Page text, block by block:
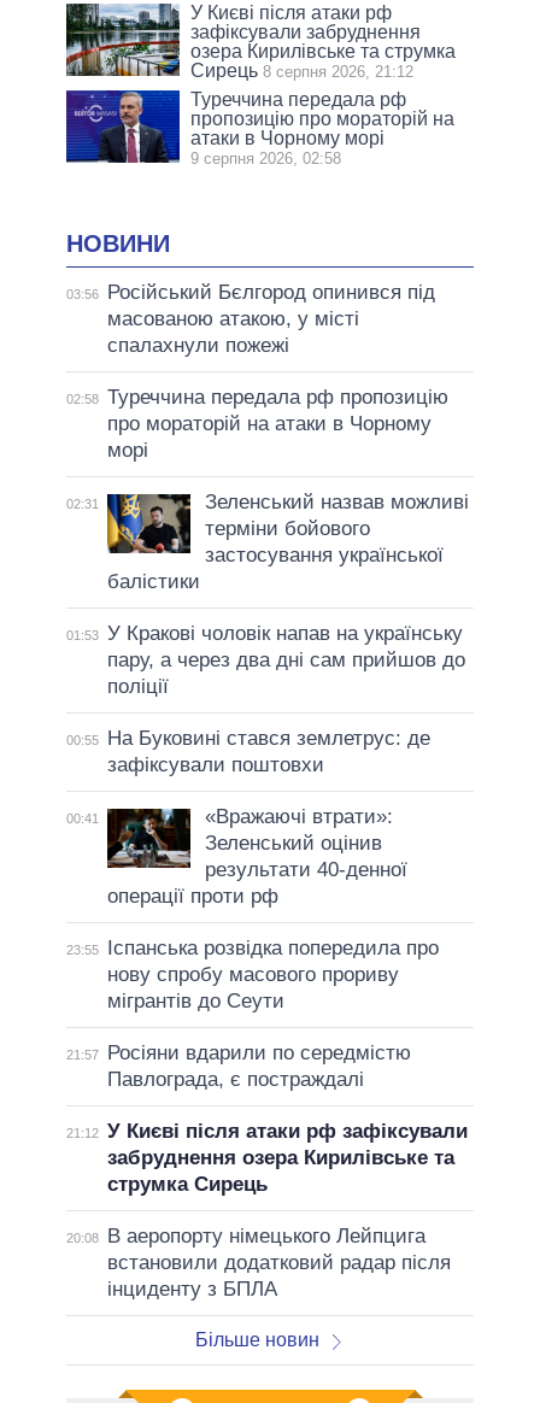
У Києві після атаки рф
зафіксували забруднення
озера Кирилівське та струмка
Сирець 8 серпня 2026, 21:12
Туреччина передала рф
пропозицію про мораторій на
атаки в Чорному морі
9 серпня 2026, 02:58
НОВИНИ
03:56
Російський Бєлгород опинився під
масованою атакою, у місті
спалахнули пожежі
02:58 Туреччина передала рф пропозицію
про мораторій на атаки в Чорному
морі
02:31
Зеленський назвав можливі
терміни бойового
застосування української
балістики
01:53 У Кракові чоловік напав на українську
пару, а через два дні сам прийшов до
поліції
00:55
На Буковині стався землетрус: де
зафіксували поштовхи
00:41
«Вражаючі втрати»:
Зеленський оцінив
результати 40-денної
операції проти рф
23:55
Іспанська розвідка попередила про
нову спробу масового прориву
мігрантів до Сеути
21:57
Росіяни вдарили по середмістю
Павлограда, є постраждалі
21:12 У Києві після атаки рф зафіксували
забруднення озера Кирилівське та
струмка Сирець
20:08
В аеропорту німецького Лейпцига
встановили додатковий радар після
інциденту з БПЛА
Більше новин